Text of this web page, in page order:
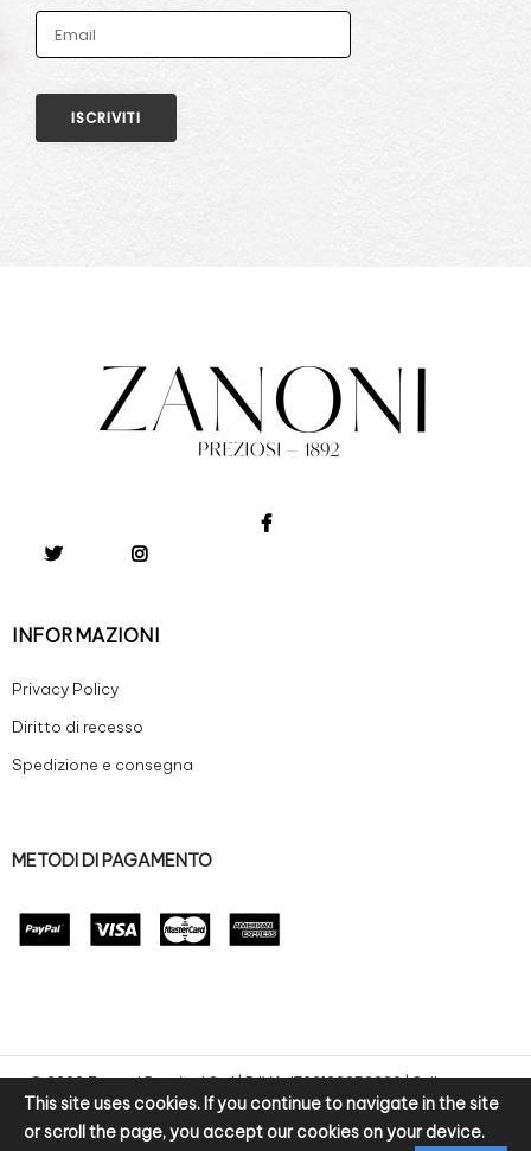
INFORMAZIONI
Privacy Policy
Diritto di recesso
Spedizione e consegna
METODI DI PAGAMENTO
© 2020 Zanoni Preziosi S.r.l | P.IVA: IT02100250220 | Sviluppo e-
commerce by bitpurple
This site uses cookies. If you continue to navigate in the site
or scroll the page, you accept our cookies on your device.